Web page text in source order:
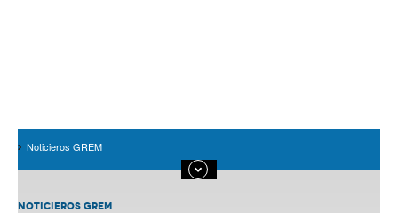
Noticieros GREM
NOTICIEROS GREM